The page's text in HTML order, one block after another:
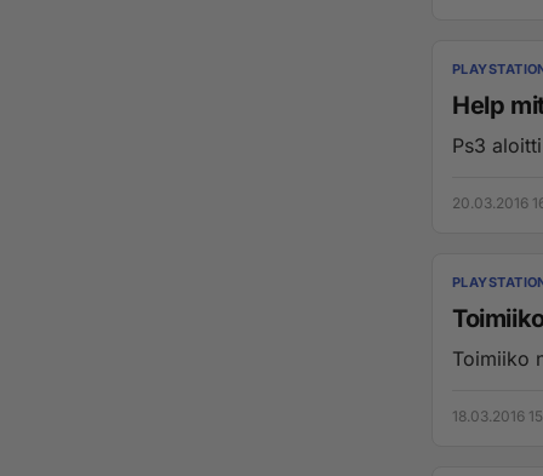
Help
Ps3
20.03.2016
Toimiiko
18.03.2016